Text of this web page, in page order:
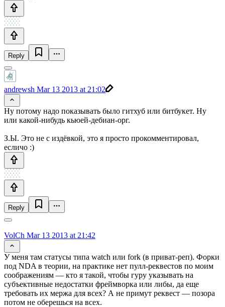
Reply
andrewsh Mar 13 2013 at 21:02
Ну потому надо показывать было гитхуб или битбукет. Ну
или какой-нибудь кьюей-дебиан-орг.
З.Ы. Это не с издёвкой, это я просто прокомментировал,
есличо :)
Reply
VolCh Mar 13 2013 at 21:42
У меня там статусы типа watch или fork (в приват-реп). Форки
под NDA в теории, на практике нет пулл-реквестов по моим
соображениям — кто я такой, чтобы гуру указывать на
субъективные недостатки фреймворка или либы, да еще
требовать их мержа для всех? А не примут реквест — позора
потом не оберешься на всех.